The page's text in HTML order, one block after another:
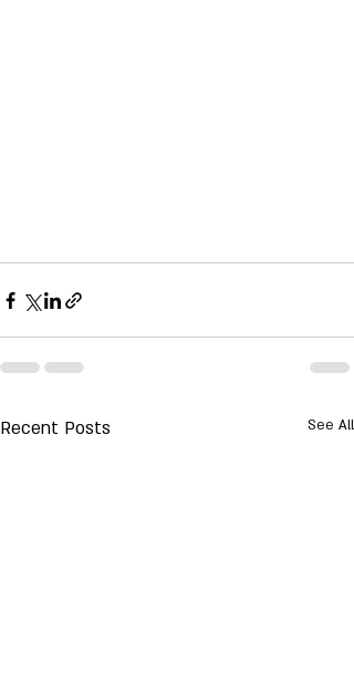
Recent Posts See All